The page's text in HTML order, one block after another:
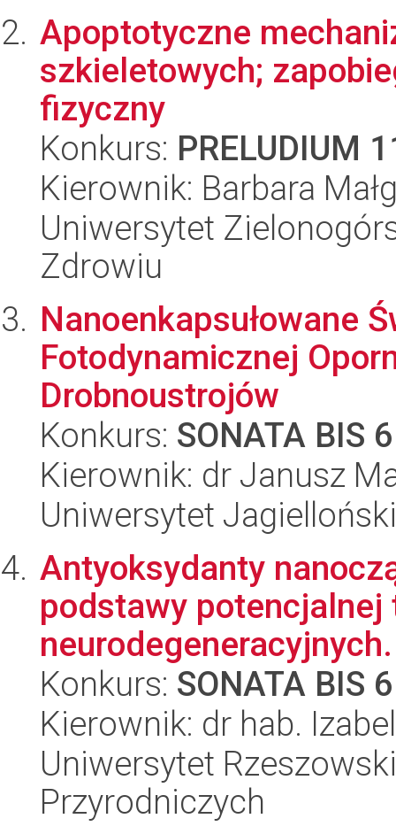
Apoptotyczne
szkieletowych;
fizyczny
Konkurs: PRELUDIUM
Kierownik: Barbara
Uniwersytet
Zdrowiu
Nanoenkapsułowane
Fotodynamicznej
Drobnoustrojów
Konkurs: SONATA BIS 6
Kierownik: dr Janusz
Uniwersytet
Antyoksydanty
podstawy potencjalnej
neurodegeneracyjnych.
Konkurs: SONATA BIS 6
Kierownik: dr hab.
Uniwersytet
Przyrodniczych